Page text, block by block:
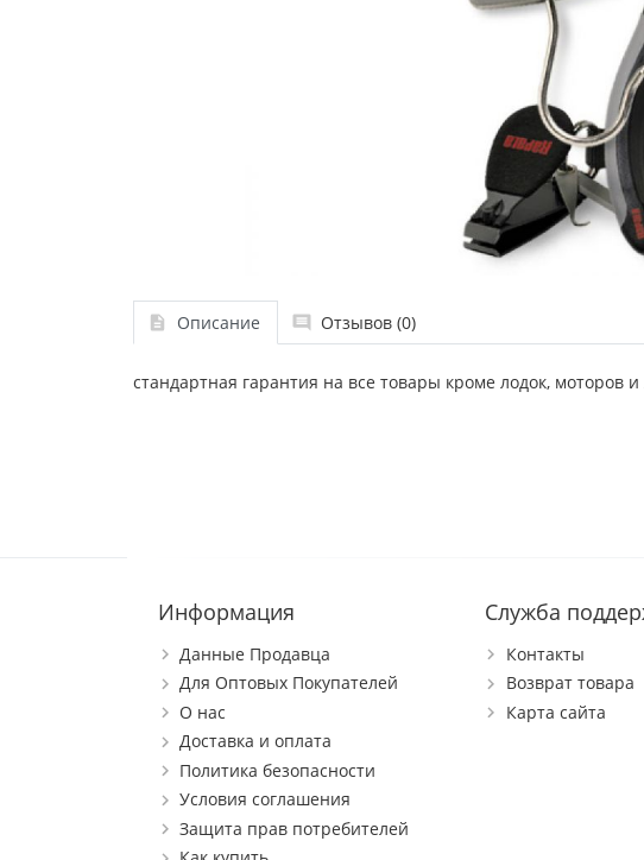
Описание Отзывов (0)
стандартная гарантия на все товары кроме лодок, моторов
Информация
Данные Продавца
Для Оптовых Покупателей
О нас
Доставка и оплата
Политика безопасности
Условия соглашения
Защита прав потребителей
Служба
Контакты
Возврат товара
Карта сайта